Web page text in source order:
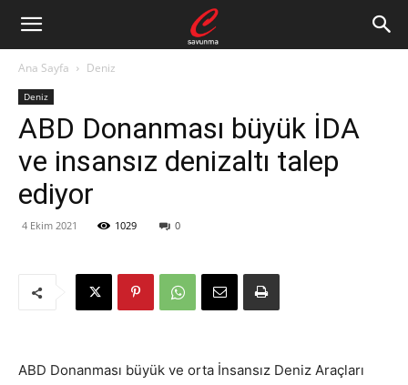
Ana Sayfa Deniz
Deniz
ABD Donanması büyük İDA
ve insansız denizaltı talep
ediyor
4 Ekim 2021 1029 0
ABD Donanması büyük ve orta İnsansız Deniz Araçları